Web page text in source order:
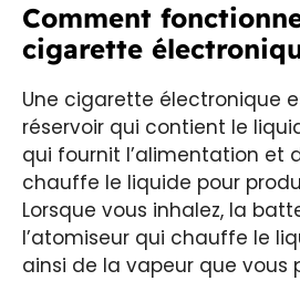
Comment
cigarette
Une cigarette électronique
réservoir qui contient le
qui fournit l’alimentation et
chauffe le liquide pour
Lorsque vous inhalez, la
l’atomiseur qui chauffe le
ainsi de la vapeur que vous